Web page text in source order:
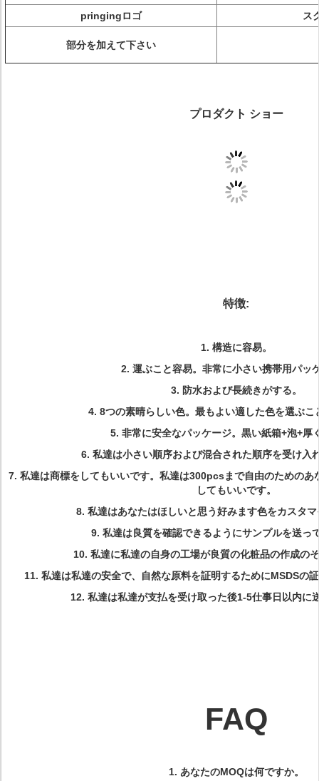
pringingロゴ
ス
部分を加えて下さい
プロダクト ショー
特徴:
1. 構造に容易。
2. 運ぶこと容易。非常に小さい携帯用パッ
3. 防水および長続きがする。
4. 8つの素晴らしい色。最もよい適した色を選ぶこ
5. 非常に安全なパッケージ。黒い紙箱+泡+厚
6. 私達は小さい順序および混合された順序を受け入
7. 私達は商標をしてもいいです。私達は300pcsまで自由のためのあ
してもいいです。
8. 私達はあなたはほしいと思う好みます色をカスタ
9. 私達は良質を確認できるようにサンプルを送っ
10. 私達に私達の自身の工場が良質の化粧品の作成の
11. 私達は私達の安全で、自然な原料を証明するためにMSDSの
12. 私達は私達が支払を受け取った後1-5仕事日以内に
FAQ
1. あなたのMOQは何ですか。